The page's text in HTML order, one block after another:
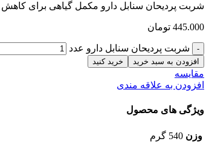
شربت پردیحان سنابل دارو مکمل گیاهی برای
445.000 تومان
شربت پردیحان سنابل دارو عدد
افزودن به سبد خرید خرید کنید
مقایسه
افزودن به علاقه مندی
ویژگی های محصول
وزن 540 گرم